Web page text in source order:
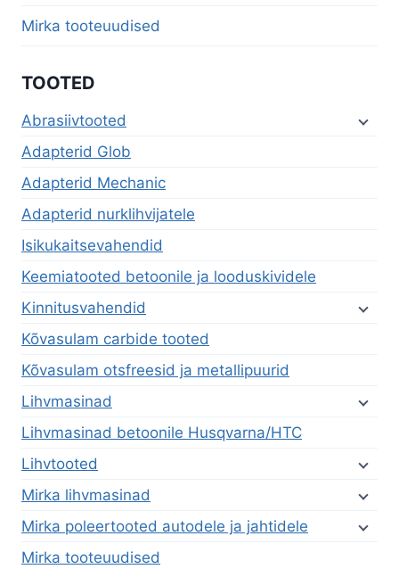
Mirka tooteuudised
TOOTED
Abrasiivtooted
Adapterid Glob
Adapterid Mechanic
Adapterid nurklihvijatele
Isikukaitsevahendid
Keemiatooted betoonile ja looduskividele
Kinnitusvahendid
Kõvasulam carbide tooted
Kõvasulam otsfreesid ja metallipuurid
Lihvmasinad
Lihvmasinad betoonile Husqvarna/HTC
Lihvtooted
Mirka lihvmasinad
Mirka poleertooted autodele ja jahtidele
Mirka tooteuudised